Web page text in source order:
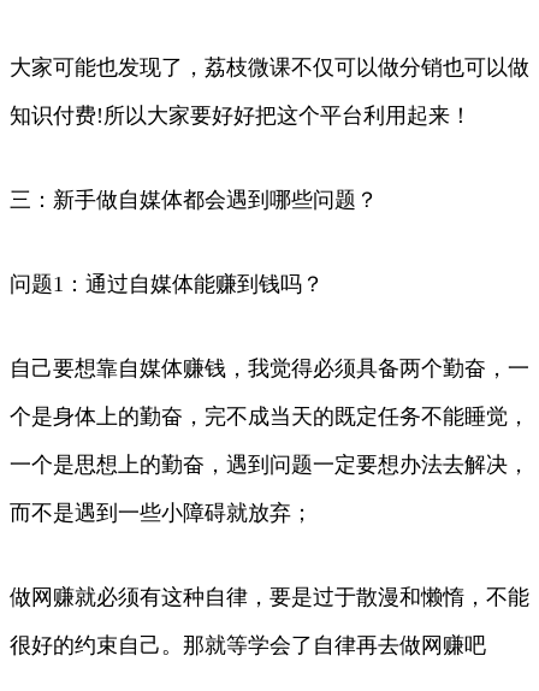
大家可能也发现了，荔枝微课不仅可以做分销也可以做
知识付费!所以大家要好好把这个平台利用起来！​
​三：新手做自媒体都会遇到哪些问题？
问题1：通过自媒体能赚到钱吗？
自己要想靠自媒体赚钱，我觉得必须具备两个勤奋，一
个是身体上的勤奋，完不成当天的既定任务不能睡觉，
一个是思想上的勤奋，遇到问题一定要想办法去解决，
而不是遇到一些小障碍就放弃；
做网赚就必须有这种自律，要是过于散漫和懒惰，不能
很好的约束自己。那就等学会了自律再去做网赚吧